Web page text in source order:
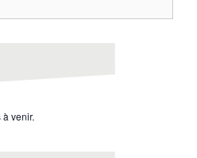
à venir.